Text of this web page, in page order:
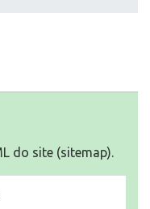
do site (sitemap).